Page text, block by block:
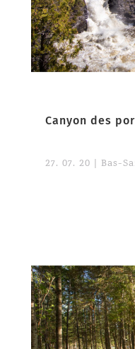
Canyon des
27. 07. 20 | Bas-